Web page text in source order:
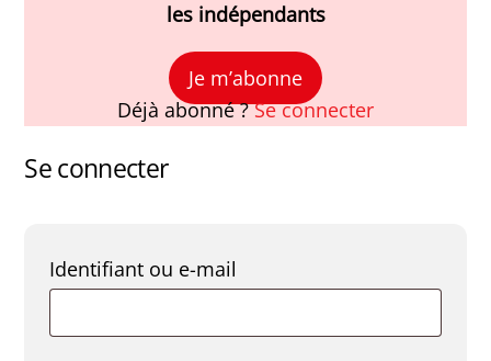
les indépendants
Je m’abonne
Déjà abonné ?Se connecter
Se connecter
Identifiant ou e-mail